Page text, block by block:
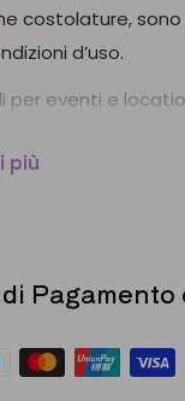
costolature,
d’uso.
per eventi e
sicurezza.
POLIPROPILENE
più
Pagamento